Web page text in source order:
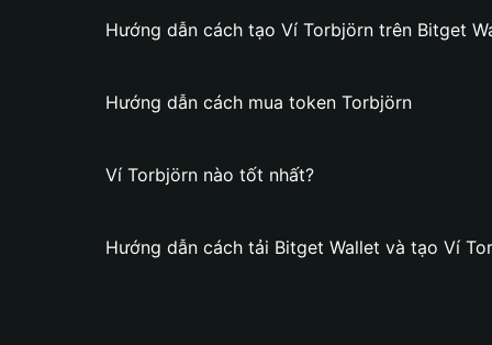
Hướng dẫn cách tạo Ví Torbjörn trên Bitget
Hướng dẫn cách mua token Torbjörn
Ví Torbjörn nào tốt nhất?
Hướng dẫn cách tải Bitget Wallet và tạo Ví